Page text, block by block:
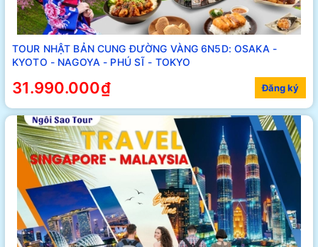
TOUR NHẬT BẢN CUNG ĐƯỜNG VÀNG 6N5D: OSAKA -
KYOTO - NAGOYA - PHÚ SĨ - TOKYO
31.990.000₫ Đăng ký